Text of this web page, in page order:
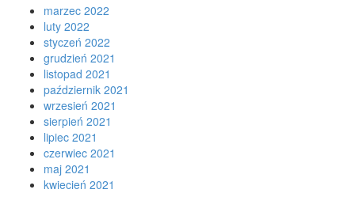
marzec 2022
luty 2022
styczeń 2022
grudzień 2021
listopad 2021
październik 2021
wrzesień 2021
sierpień 2021
lipiec 2021
czerwiec 2021
maj 2021
kwiecień 2021